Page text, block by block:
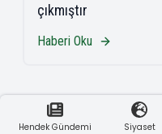
çıkmıştır
Haberi Oku
Hendek Gündemi Siyaset